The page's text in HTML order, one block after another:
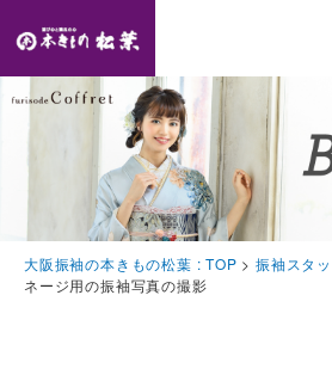
トップページ
Feature
本きもの松葉の特徴
大阪振袖の本きもの松葉 : TOP >振袖スタ
ネージ用の振袖写真の撮影